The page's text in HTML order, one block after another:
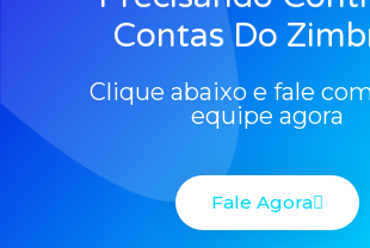
Contas Do
Clique abaixo e fale
equipe agora
Fale Agora